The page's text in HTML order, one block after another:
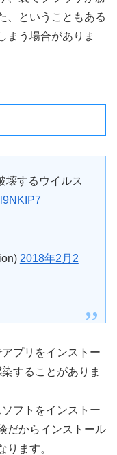
、ということもある
まう場合がありま
壊するウイルス
2018年2月2
プリをインストー
することがありま
フトをインストー
だからインストール
ります。